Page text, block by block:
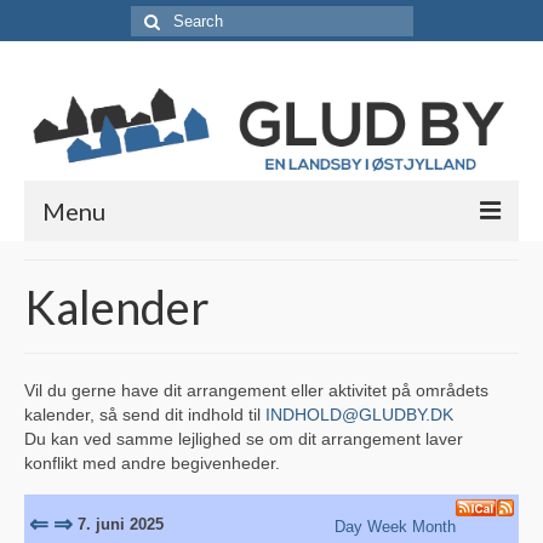
Search
for:
Menu
Borgerforeningen / Lokalråd
Erhvervsabonnement
Vedtægter
Skjolds Venner
Kalender
Vil du gerne have dit arrangement eller aktivitet på områdets
kalender, så send dit indhold til INDHOLD@GLUDBY.DK
Du kan ved samme lejlighed se om dit arrangement laver
konflikt med andre begivenheder.
⇐ ⇒ 7. juni 2025 Day Week Month